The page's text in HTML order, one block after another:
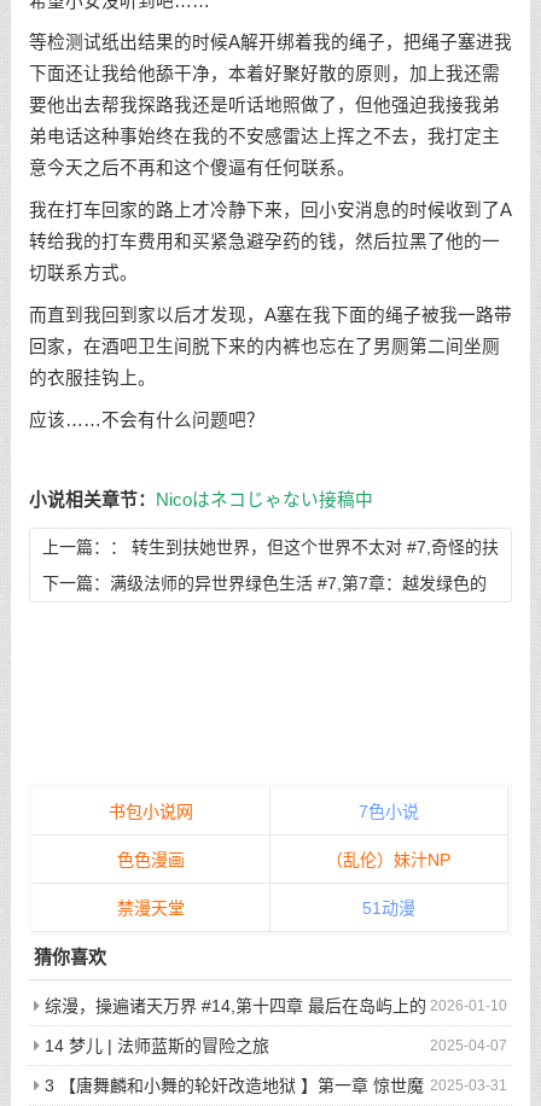
等检测试纸出结果的时候A解开绑着我的绳子，把绳子塞进我
下面还让我给他舔干净，本着好聚好散的原则，加上我还需
要他出去帮我探路我还是听话地照做了，但他强迫我接我弟
弟电话这种事始终在我的不安感雷达上挥之不去，我打定主
意今天之后不再和这个傻逼有任何联系。
我在打车回家的路上才冷静下来，回小安消息的时候收到了A
转给我的打车费用和买紧急避孕药的钱，然后拉黑了他的一
切联系方式。
而直到我回到家以后才发现，A塞在我下面的绳子被我一路带
回家，在酒吧卫生间脱下来的内裤也忘在了男厕第二间坐厕
的衣服挂钩上。
应该……不会有什么问题吧？
小说相关章节： Nicoはネコじゃない接稿中
上一篇：： 转生到扶她世界，但这个世界不太对 #7,奇怪的扶
她世界05 妈妈把我当肉棒用了？
下一篇： 满级法师的异世界绿色生活 #7,第7章：越发绿色的
书包小说网 7色小说
色色漫画 （乱伦）妹汁NP
禁漫天堂 51动漫
猜你喜欢
2026-01-10
综漫，操遍诸天万界 #14,第十四章 最后在岛屿上的
狂欢派对
2025-04-07
14 梦儿 | 法师蓝斯的冒险之旅
2025-03-31
3 【唐舞麟和小舞的轮奸改造地狱 】第一章 惊世魔